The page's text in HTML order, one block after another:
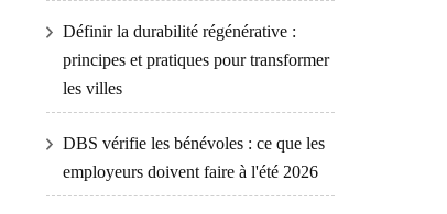
Définir la durabilité régénérative :
principes et pratiques pour transformer
les villes
DBS vérifie les bénévoles : ce que les
employeurs doivent faire à l'été 2026